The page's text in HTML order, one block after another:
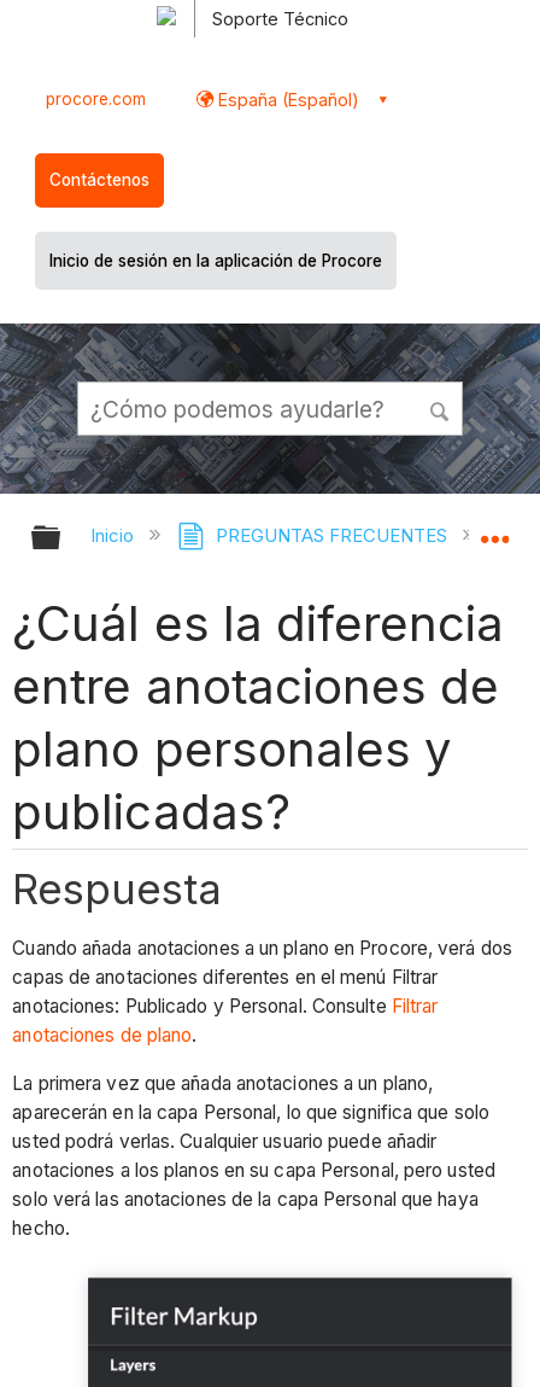
Soporte Técnico
procore.com España (Español)
Contáctenos
Inicio de sesión en la aplicación de Procore
Expandir/contraer jerarquía global
Inicio PREGUNTAS FRECUENTES
¿Cuál es la diferencia
entre anotaciones de
plano personales y
publicadas?
Respuesta
Cuando añada anotaciones a un plano en Procore, verá dos
capas de anotaciones diferentes en el menú Filtrar
anotaciones: Publicado y Personal. Consulte Filtrar
anotaciones de plano.
La primera vez que añada anotaciones a un plano,
aparecerán en la capa Personal, lo que significa que solo
usted podrá verlas. Cualquier usuario puede añadir
anotaciones a los planos en su capa Personal, pero usted
solo verá las anotaciones de la capa Personal que haya
hecho.